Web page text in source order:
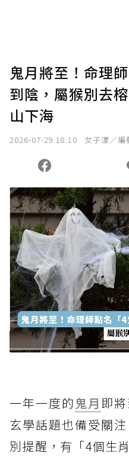
您當前剩餘 U 利點數
鬼月將至！命理
到陰，屬猴別去
山下海
2026-07-29 18:10 女子漾／編
一年一度的鬼月 即
玄學話題也備受關
別提醒，有「4個生